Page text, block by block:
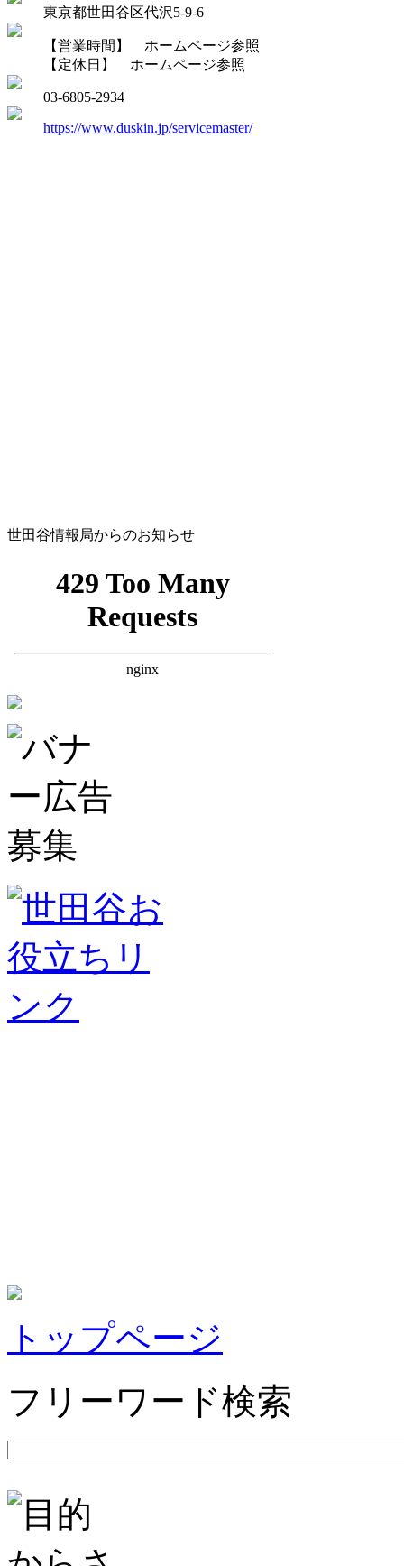
東京都世田谷区代沢5-9-6
【営業時間】 ホームページ参照
【定休日】 ホームページ参照
03-6805-2934
https://www.duskin.jp/servicemaster/
世田谷情報局からのお知らせ
トップページ
フリーワード検索